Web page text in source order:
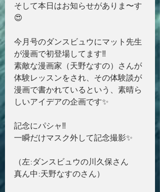
そして本日はお知らせがありま〜す
😍
今月号のダンスビュウにマット先生
が漫画で初登場してます‼️
素敵な漫画家（天野なすの）さんが
体験レッスンをされ、その体験談が
漫画で書かれているという、素晴ら
しいアイデアの企画です✨
記念にパシャ‼️
一瞬だけマスク外して記念撮影✨
（左:ダンスビュウの川久保さん
真ん中:天野なすのさん）